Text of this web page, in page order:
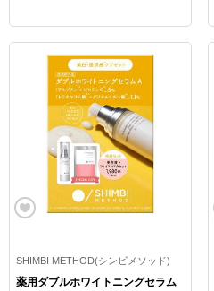
SHIMBI METHOD(シンビメソッド)
薬用ダブルホワイトニングセラム